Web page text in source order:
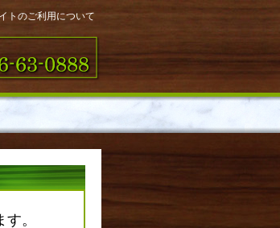
トのご利用について
。